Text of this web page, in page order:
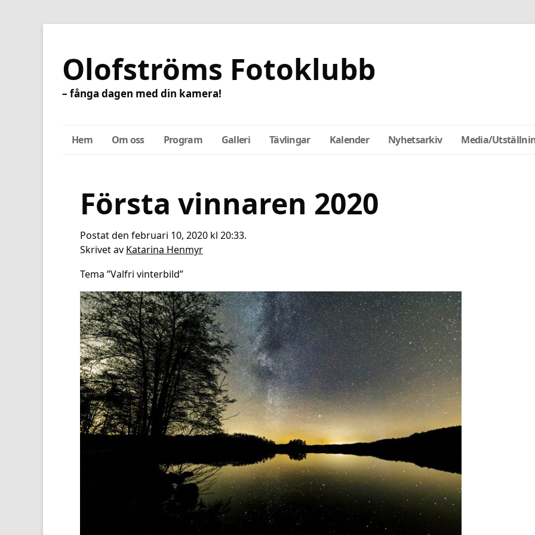
Olofströms Fotoklubb
– fånga dagen med din kamera!
Hem Om oss Program Galleri Tävlingar Kalender Nyhetsarkiv Media/
Första vinnaren 2020
Postat den februari 10, 2020 kl 20:33.
Skrivet av Katarina Henmyr
Tema ”Valfri vinterbild”